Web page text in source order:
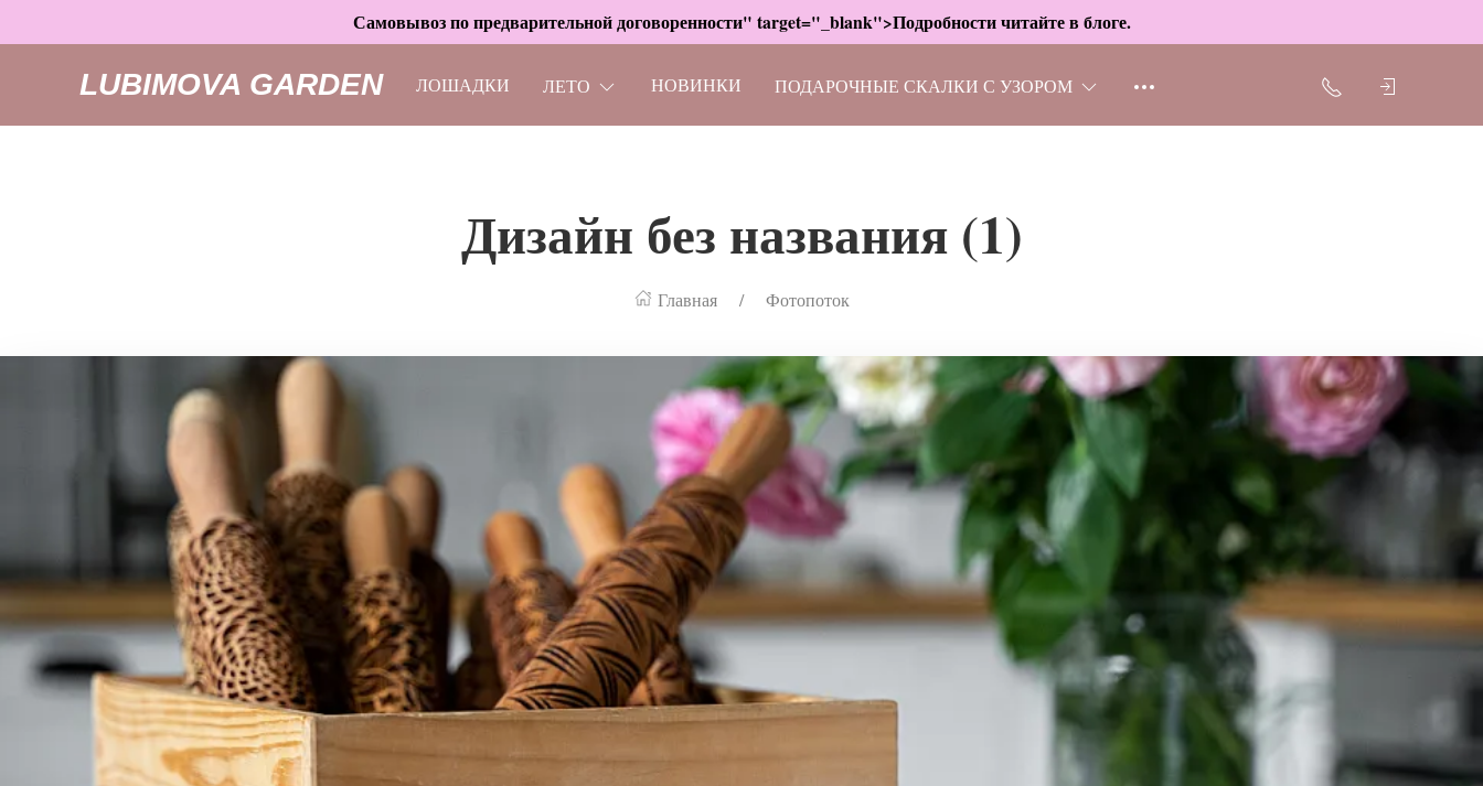
Самовывоз по предварительной договоренности" target="_blank">Подробности читайте в блоге.
LUBIMOVA GARDEN ЛОШАДКИ ЛЕТО НОВИНКИ ПОДАРОЧНЫЕ СКАЛКИ С УЗОРОМ
Дизайн без названия (1)
Главная Фотопоток